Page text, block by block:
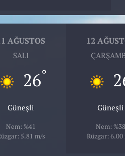
AĞUSTOS
SALI
26°
Güneşli
Nem: %41
5.81 m/s
12
Güneşli
Nem: %38
Rüzgar: 6.00